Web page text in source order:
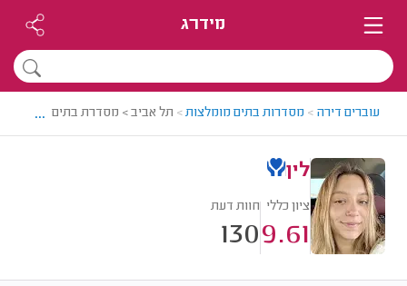
מידרג
עוברים דירה > מסדרות בתים מומלצות> תל אביב > מסדרת בתים מומלצת -
...
לין
ציון כללי
9.61
חוות דעת
130